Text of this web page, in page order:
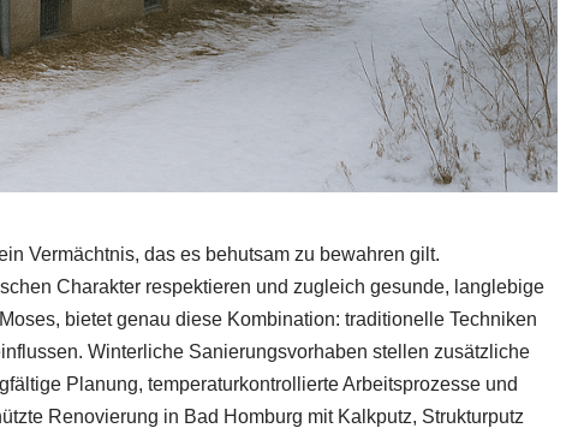
Vermächtnis, das es behutsam zu bewahren gilt.
Charakter respektieren und zugleich gesunde, langlebige
bietet genau diese Kombination: traditionelle Techniken
Winterliche Sanierungsvorhaben stellen zusätzliche
Planung, temperaturkontrollierte Arbeitsprozesse und
Renovierung in Bad Homburg mit Kalkputz, Strukturputz